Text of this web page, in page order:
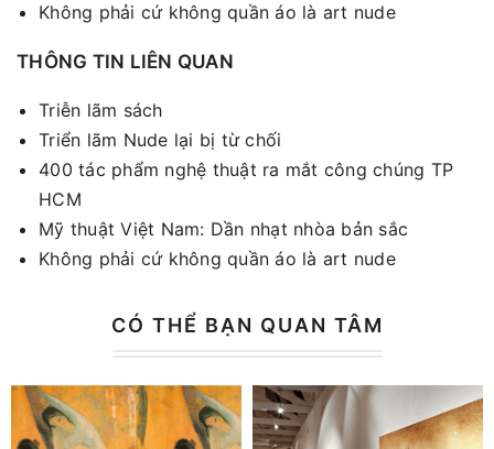
Không phải cứ không quần áo là art nude
THÔNG TIN LIÊN QUAN
Triễn lãm sách
Triển lãm Nude lại bị từ chối
400 tác phẩm nghệ thuật ra mắt công chúng TP
HCM
Mỹ thuật Việt Nam: Dần nhạt nhòa bản sắc
Không phải cứ không quần áo là art nude
CÓ THỂ BẠN QUAN TÂM